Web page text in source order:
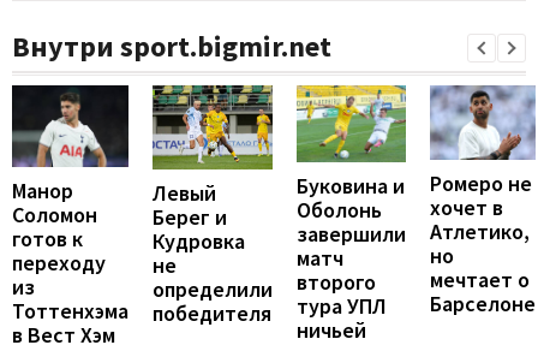
Внутри sport.bigmir.net
Манор
Соломон
готов к
переходу
из
Тоттенхэма
в Вест Хэм
Левый
Берег и
Кудровка
не
определили
победителя
Буковина и
Оболонь
завершили
матч
второго
тура УПЛ
ничьей
Ромеро не
хочет в
Атлетико,
но
мечтает о
Барселоне